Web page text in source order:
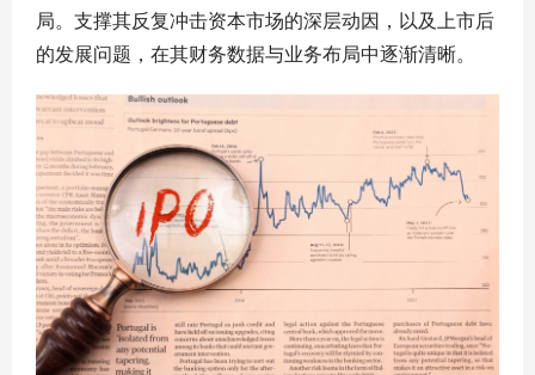
局。支撑其反复冲击资本市场的深层动因，以及上市后
的发展问题，在其财务数据与业务布局中逐渐清晰。